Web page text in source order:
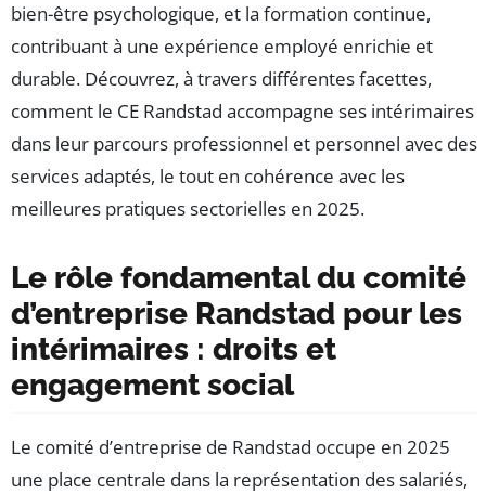
bien-être psychologique, et la formation continue,
contribuant à une expérience employé enrichie et
durable. Découvrez, à travers différentes facettes,
comment le CE Randstad accompagne ses intérimaires
dans leur parcours professionnel et personnel avec des
services adaptés, le tout en cohérence avec les
meilleures pratiques sectorielles en 2025.
Le rôle fondamental du comité
d’entreprise Randstad pour les
intérimaires : droits et
engagement social
Le comité d’entreprise de Randstad occupe en 2025
une place centrale dans la représentation des salariés,